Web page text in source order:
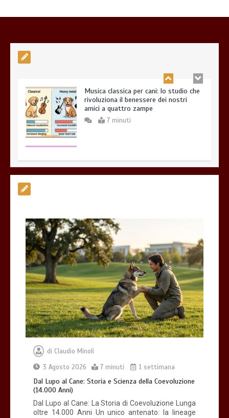
Musica classica per cani: lo studio che
Esistono veramente cani pericolosi?
4 minuti
Dal Lupo al Cane: Storia e Scienza della
Coevoluzione (14.000 Anni)
7 minuti
di Claudio Minoli
3 Agosto 2026
7 minuti 1 settimana
Dal Lupo al Cane: Storia e Scienza della Coevoluzione
(14.000 Anni)
Dal Lupo al Cane: La Storia di Coevoluzione Lunga
oltre 14.000 Anni Un unico antenato: la lineage